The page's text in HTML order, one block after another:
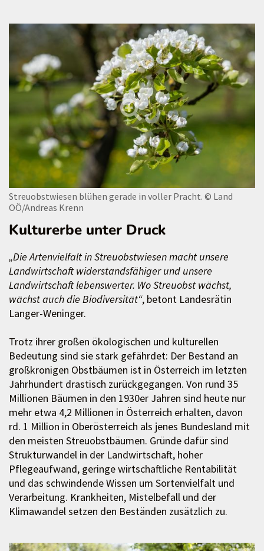
Streuobstwiesen blühen gerade in voller Pracht. © Land
OÖ/Andreas Krenn
Kulturerbe unter Druck
„Die Artenvielfalt in Streuobstwiesen macht unsere
Landwirtschaft widerstandsfähiger und unsere
Landwirtschaft lebenswerter. Wo Streuobst wächst,
wächst auch die Biodiversität“, betont Landesrätin
Langer-Weninger.
Trotz ihrer großen ökologischen und kulturellen
Bedeutung sind sie stark gefährdet: Der Bestand an
großkronigen Obstbäumen ist in Österreich im letzten
Jahrhundert drastisch zurückgegangen. Von rund 35
Millionen Bäumen in den 1930er Jahren sind heute nur
mehr etwa 4,2 Millionen in Österreich erhalten, davon
rd. 1 Million in Oberösterreich als jenes Bundesland mit
den meisten Streuobstbäumen. Gründe dafür sind
Strukturwandel in der Landwirtschaft, hoher
Pflegeaufwand, geringe wirtschaftliche Rentabilität
und das schwindende Wissen um Sortenvielfalt und
Verarbeitung. Krankheiten, Mistelbefall und der
Klimawandel setzen den Beständen zusätzlich zu.